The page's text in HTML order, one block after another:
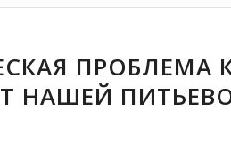
ПРОБЛЕМА
НАШЕЙ